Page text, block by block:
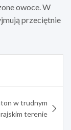
owoce. W
przeciętnie
w trudnym
terenie